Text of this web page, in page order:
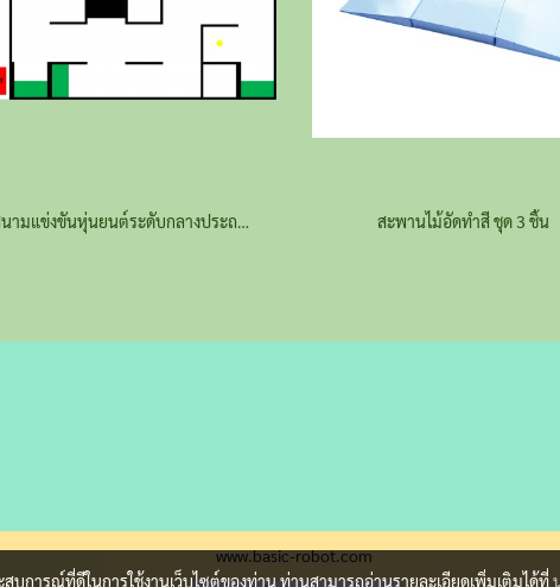
สนามแข่งขันหุ่นยนต์ระดับกลางประถม ชุดเต็ม สะพานไม้อัดทำสี ชุด 3 ชิ้น
www.basic-robot.com
บการณ์ที่ดีในการใช้งานเว็บไซต์ของท่าน ท่านสามารถอ่านรายละเอียดเพิ่มเติมได้ที่